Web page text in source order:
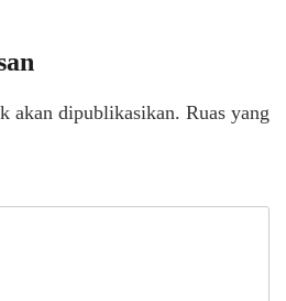
akan dipublikasikan. Ruas yang